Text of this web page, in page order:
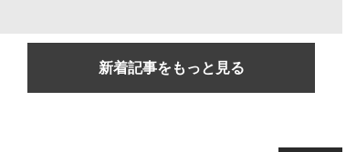
新着記事をもっと見る